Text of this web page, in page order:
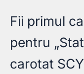
Fii primul
pentru
carotat